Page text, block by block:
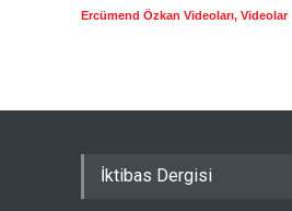
Ercümend Özkan Videoları, Videolar
İktibas Dergisi